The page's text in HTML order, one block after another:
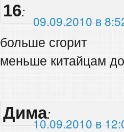
16:
09.09.2010 в
больше сгорит
меньше китайцам
Дима:
10.09.2010 в